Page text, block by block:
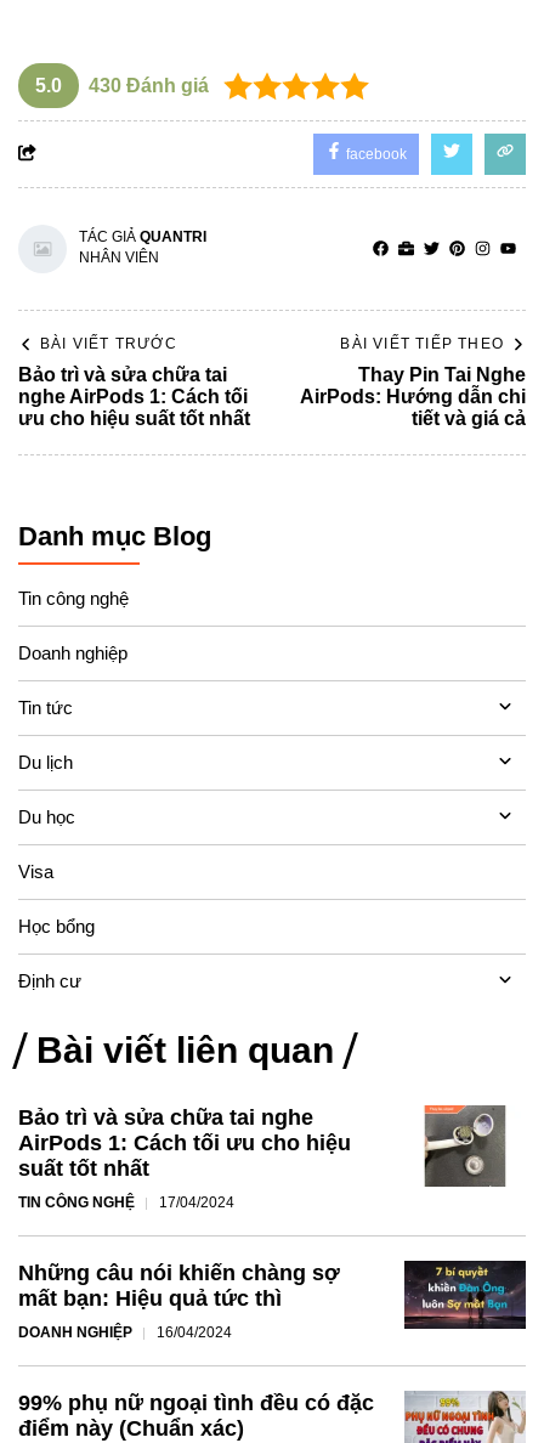
5.0 430 Đánh giá
facebook
TÁC GIẢ QUANTRI
NHÂN VIÊN
BÀI VIẾT TRƯỚC
Bảo trì và sửa chữa tai
nghe AirPods 1: Cách tối
ưu cho hiệu suất tốt nhất
BÀI VIẾT TIẾP THEO
Thay Pin Tai Nghe
AirPods: Hướng dẫn chi
tiết và giá cả
Danh mục Blog
Tin công nghệ
Doanh nghiệp
Tin tức
Du lịch
Du học
Visa
Học bổng
Định cư
Bài viết liên quan
Bảo trì và sửa chữa tai nghe
AirPods 1: Cách tối ưu cho hiệu
suất tốt nhất
TIN CÔNG NGHỆ 17/04/2024
Những câu nói khiến chàng sợ
mất bạn: Hiệu quả tức thì
DOANH NGHIỆP 16/04/2024
99% phụ nữ ngoại tình đều có đặc
điểm này (Chuẩn xác)